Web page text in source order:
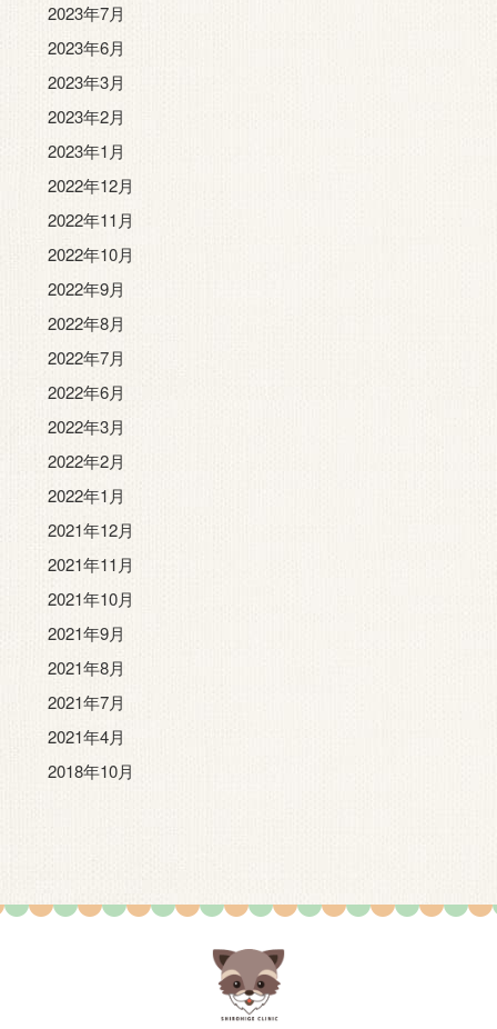
2023年7月
2023年6月
2023年3月
2023年2月
2023年1月
2022年12月
2022年11月
2022年10月
2022年9月
2022年8月
2022年7月
2022年6月
2022年3月
2022年2月
2022年1月
2021年12月
2021年11月
2021年10月
2021年9月
2021年8月
2021年7月
2021年4月
2018年10月